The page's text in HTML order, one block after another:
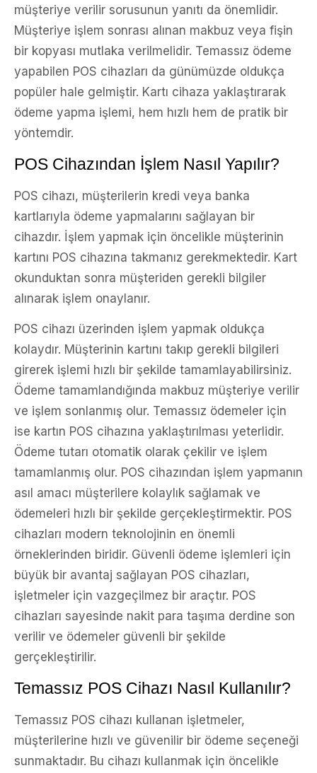
müşteriye verilir sorusunun yanıtı da önemlidir.
Müşteriye işlem sonrası alınan makbuz veya fişin
bir kopyası mutlaka verilmelidir. Temassız ödeme
yapabilen POS cihazları da günümüzde oldukça
popüler hale gelmiştir. Kartı cihaza yaklaştırarak
ödeme yapma işlemi, hem hızlı hem de pratik bir
yöntemdir.
POS Cihazından İşlem Nasıl Yapılır?
POS cihazı, müşterilerin kredi veya banka
kartlarıyla ödeme yapmalarını sağlayan bir
cihazdır. İşlem yapmak için öncelikle müşterinin
kartını POS cihazına takmanız gerekmektedir. Kart
okunduktan sonra müşteriden gerekli bilgiler
alınarak işlem onaylanır.
POS cihazı üzerinden işlem yapmak oldukça
kolaydır. Müşterinin kartını takıp gerekli bilgileri
girerek işlemi hızlı bir şekilde tamamlayabilirsiniz.
Ödeme tamamlandığında makbuz müşteriye verilir
ve işlem sonlanmış olur. Temassız ödemeler için
ise kartın POS cihazına yaklaştırılması yeterlidir.
Ödeme tutarı otomatik olarak çekilir ve işlem
tamamlanmış olur. POS cihazından işlem yapmanın
asıl amacı müşterilere kolaylık sağlamak ve
ödemeleri hızlı bir şekilde gerçekleştirmektir. POS
cihazları modern teknolojinin en önemli
örneklerinden biridir. Güvenli ödeme işlemleri için
büyük bir avantaj sağlayan POS cihazları,
işletmeler için vazgeçilmez bir araçtır. POS
cihazları sayesinde nakit para taşıma derdine son
verilir ve ödemeler güvenli bir şekilde
gerçekleştirilir.
Temassız POS Cihazı Nasıl Kullanılır?
Temassız POS cihazı kullanan işletmeler,
müşterilerine hızlı ve güvenilir bir ödeme seçeneği
sunmaktadır. Bu cihazı kullanmak için öncelikle